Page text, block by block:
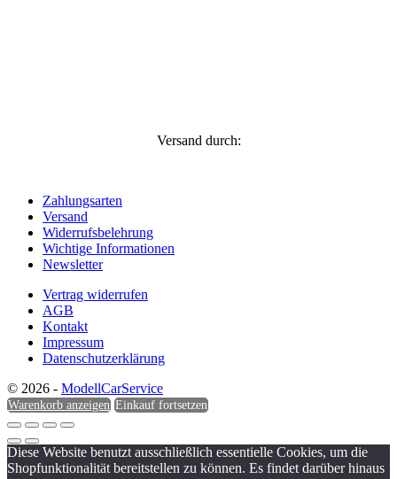
Versand durch:
Zahlungsarten
Versand
Widerrufsbelehrung
Wichtige Informationen
Newsletter
Vertrag widerrufen
AGB
Kontakt
Impressum
Datenschutzerklärung
© 2026 - ModellCarService
Warenkorb anzeigen Einkauf fortsetzen
Diese Website benutzt ausschließlich essentielle Cookies, um die
Shopfunktionalität bereitstellen zu können. Es findet darüber hinaus